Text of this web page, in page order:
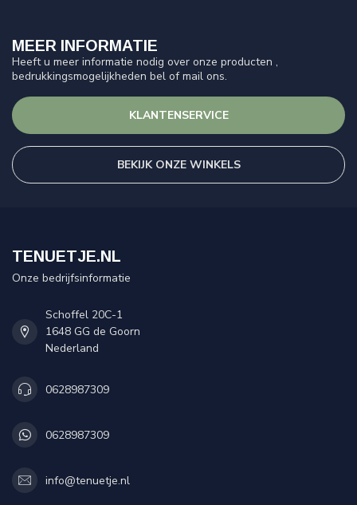
MEER INFORMATIE
Heeft u meer informatie nodig over onze producten ,
bedrukkingsmogelijkheden bel of mail ons.
KLANTENSERVICE
BEKIJK ONZE WINKELS
TENUETJE.NL
Onze bedrijfsinformatie
Schoffel 20C-1
1648 GG de Goorn
Nederland
0628987309
0628987309
info@tenuetje.nl